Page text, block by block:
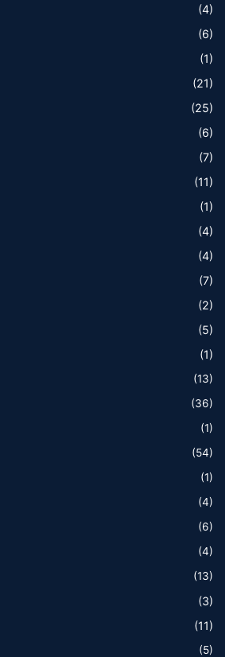
(4)
(6)
(1)
(21)
(25)
(6)
(7)
(11)
(1)
(4)
(4)
(7)
(2)
(5)
(1)
(13)
(36)
(1)
(54)
(1)
(4)
(6)
(4)
(13)
(3)
(11)
(5)